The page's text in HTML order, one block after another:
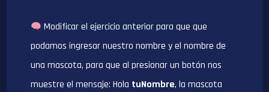
Modificar el ejercicio anterior para que que
podamos ingresar nuestro nombre y el nombre de
una mascota, para que al presionar un botón nos
muestre el mensaje: Hola tuNombre, la mascota